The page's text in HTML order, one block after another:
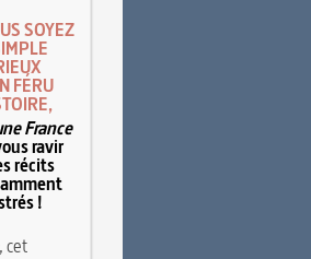
SOYEZ
FÉRU
France
ravir
récits
!
cet